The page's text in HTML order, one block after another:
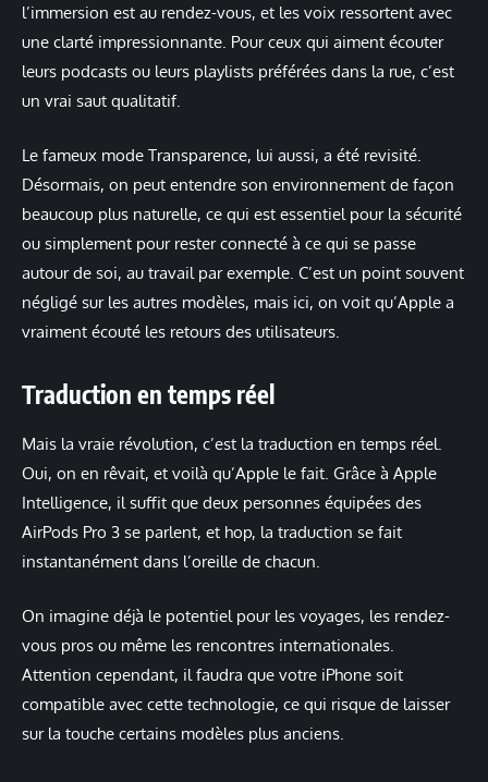
l’immersion est au rendez-vous, et les voix ressortent avec
une clarté impressionnante. Pour ceux qui aiment écouter
leurs podcasts ou leurs playlists préférées dans la rue, c’est
un vrai saut qualitatif.
Le fameux mode Transparence, lui aussi, a été revisité.
Désormais, on peut entendre son environnement de façon
beaucoup plus naturelle, ce qui est essentiel pour la sécurité
ou simplement pour rester connecté à ce qui se passe
autour de soi, au travail par exemple. C’est un point souvent
négligé sur les autres modèles, mais ici, on voit qu’Apple a
vraiment écouté les retours des utilisateurs.
Traduction en temps réel
Mais la vraie révolution, c’est la traduction en temps réel.
Oui, on en rêvait, et voilà qu’Apple le fait. Grâce à Apple
Intelligence, il suffit que deux personnes équipées des
AirPods Pro 3 se parlent, et hop, la traduction se fait
instantanément dans l’oreille de chacun.
On imagine déjà le potentiel pour les voyages, les rendez-
vous pros ou même les rencontres internationales.
Attention cependant, il faudra que votre iPhone soit
compatible avec cette technologie, ce qui risque de laisser
sur la touche certains modèles plus anciens.